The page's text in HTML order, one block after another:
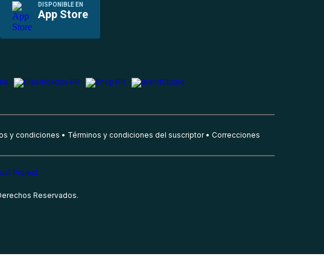
DISPONIBLE EN
App Store
y condiciones Términos y condiciones del suscriptor Correcciones
Reservados.